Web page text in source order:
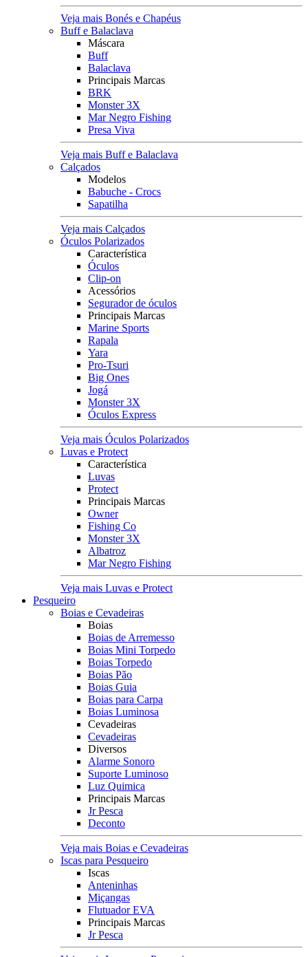
Veja mais Bonés e Chapéus
Buff e Balaclava
Máscara
Buff
Balaclava
Principais Marcas
BRK
Monster 3X
Mar Negro Fishing
Presa Viva
Veja mais Buff e Balaclava
Calçados
Modelos
Babuche - Crocs
Sapatilha
Veja mais Calçados
Óculos Polarizados
Característica
Óculos
Clip-on
Acessórios
Segurador de óculos
Principais Marcas
Marine Sports
Rapala
Yara
Pro-Tsuri
Big Ones
Jogá
Monster 3X
Óculos Express
Veja mais Óculos Polarizados
Luvas e Protect
Característica
Luvas
Protect
Principais Marcas
Owner
Fishing Co
Monster 3X
Albatroz
Mar Negro Fishing
Veja mais Luvas e Protect
Pesqueiro
Boias e Cevadeiras
Boias
Boias de Arremesso
Boias Mini Torpedo
Boias Torpedo
Boias Pão
Boias Guia
Boias para Carpa
Boias Luminosa
Cevadeiras
Cevadeiras
Diversos
Alarme Sonoro
Suporte Luminoso
Luz Quimica
Principais Marcas
Jr Pesca
Deconto
Veja mais Boias e Cevadeiras
Iscas para Pesqueiro
Iscas
Anteninhas
Miçangas
Flutuador EVA
Principais Marcas
Jr Pesca